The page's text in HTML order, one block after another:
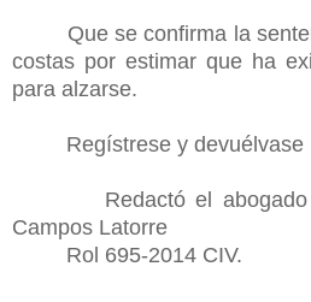
Que se confirma la
costas por estimar que ha
para alzarse.
Regístrese y devuélvase
Redactó el abogado
Campos Latorre
Rol 695-2014 CIV.